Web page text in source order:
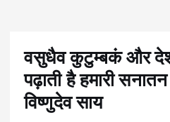
वसुधैव कुटुम्बकं और
पढ़ाती है हमारी
विष्णुदेव साय